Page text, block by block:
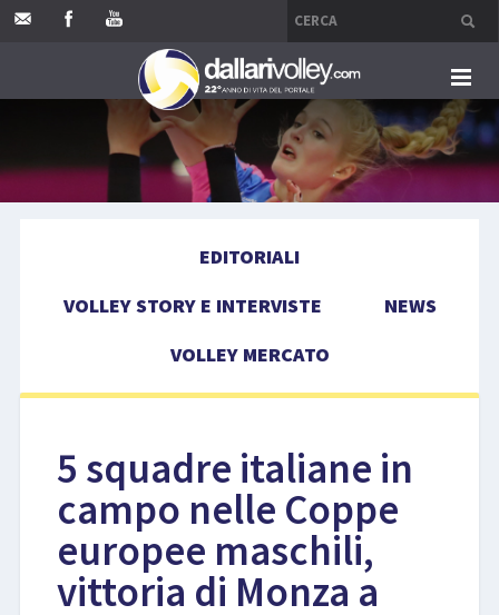
HOME
EVENTI
LIBRI
EDITORIALI
VOLLEY STORY E INTERVISTE
NEWS
VOLLEY MERCATO
5 squadre italiane in
campo nelle Coppe
europee maschili,
vittoria di Monza a